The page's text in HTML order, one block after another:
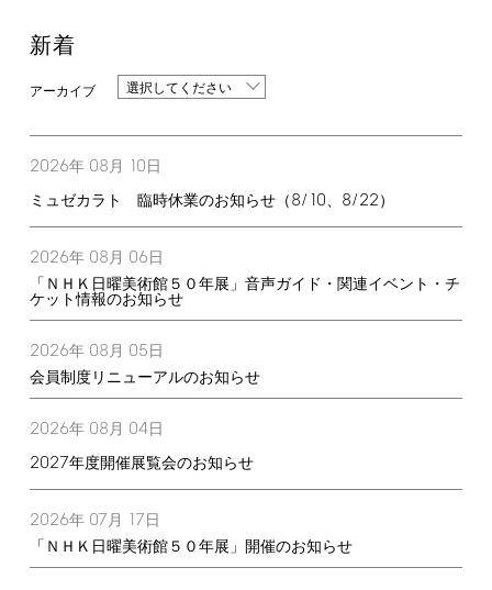
新着
選択してください
2026年 08月 10 日
ミュゼカラト 臨時休業のお知らせ（8/10、 8/22）
2026年 08月 06 日
「ＮＨＫ日曜美術館５０年展」音声ガイド・関連イベント・チ
ケット情報のお知らせ
2026年 08月 05 日
会員制度リニューアルのお知らせ
2026年 08月 04日
2027年度開催展覧会のお知らせ
2026年 07月 17 日
「ＮＨＫ日曜美術館５０年展」開催のお知らせ